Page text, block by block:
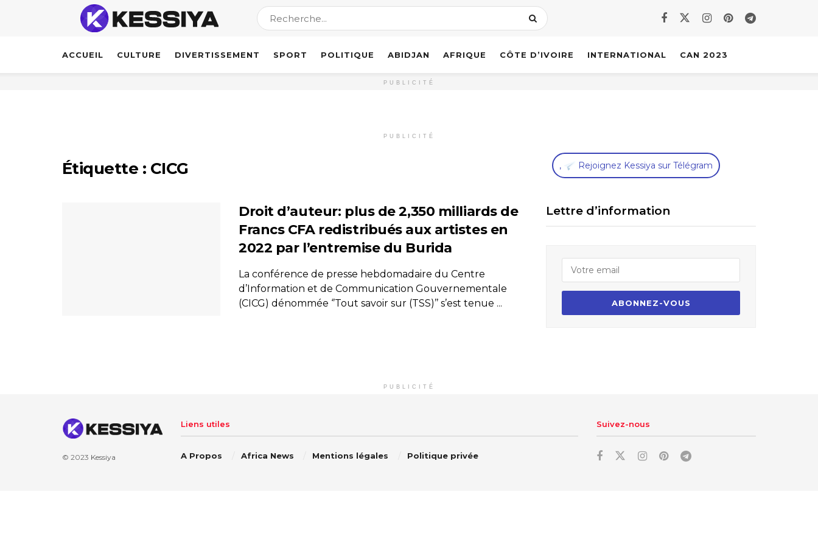
ACCUEIL CULTURE DIVERTISSEMENT SPORT POLITIQUE ABIDJAN AFRIQUE CÔTE D’IVOIRE INTERNATIONAL CAN 2023
PUBLICITÉ
PUBLICITÉ
Étiquette : CICG
Droit d’auteur: plus de 2,350 milliards de
Francs CFA redistribués aux artistes en
2022 par l’entremise du Burida
La conférence de presse hebdomadaire du Centre
d’Information et de Communication Gouvernementale
(CICG) dénommée ‘’Tout savoir sur (TSS)’’ s’est tenue ...
, Rejoignez Kessiya sur Télégram
Lettre d’information
PUBLICITÉ
© 2023 Kessiya
Liens utiles
A Propos Africa News Mentions légales Politique privée
Suivez-nous